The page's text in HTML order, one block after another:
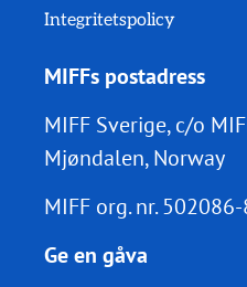
Integritetspolicy
MIFFs postadress
MIFF Sverige, c/o
Mjøndalen, Norway
MIFF org. nr.
Ge en gåva